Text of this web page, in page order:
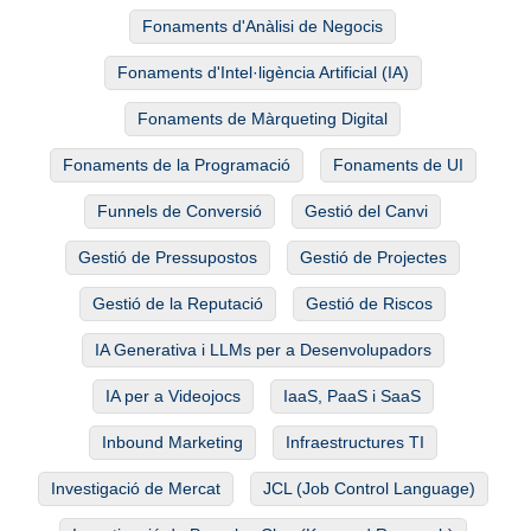
Fonaments d'Anàlisi de Negocis
Fonaments d'Intel·ligència Artificial (IA)
Fonaments de Màrqueting Digital
Fonaments de la Programació Fonaments de UI
Funnels de Conversió Gestió del Canvi
Gestió de Pressupostos Gestió de Projectes
Gestió de la Reputació Gestió de Riscos
IA Generativa i LLMs per a Desenvolupadors
IA per a Videojocs IaaS, PaaS i SaaS
Inbound Marketing Infraestructures TI
Investigació de Mercat JCL (Job Control Language)